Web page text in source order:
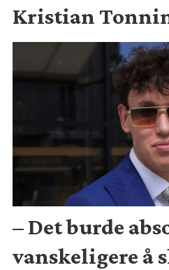
Kristian
– Det burde
vanskeligere å